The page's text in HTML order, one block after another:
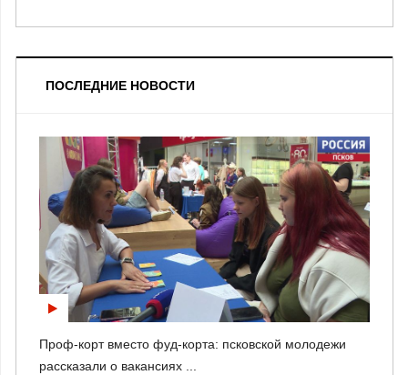
ПОСЛЕДНИЕ НОВОСТИ
Проф-корт вместо фуд-корта: псковской молодежи
рассказали о вакансиях ...